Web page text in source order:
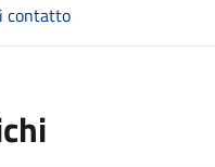
contatto